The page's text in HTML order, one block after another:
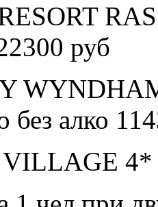
руб
без алко
4*